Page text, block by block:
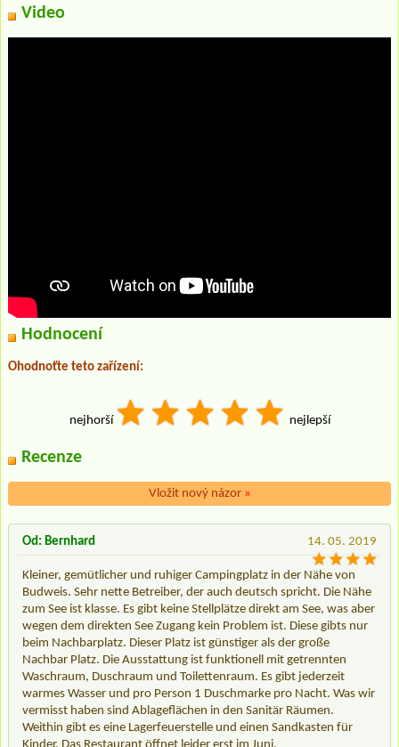
Video
Hodnocení
Ohodnoťte teto zařízení:
nejhorší nejlepší
Recenze
Vložit nový názor »
14. 05. 2019
Od: Bernhard
Kleiner, gemütlicher und ruhiger Campingplatz in der Nähe von
Budweis. Sehr nette Betreiber, der auch deutsch spricht. Die Nähe
zum See ist klasse. Es gibt keine Stellplätze direkt am See, was aber
wegen dem direkten See Zugang kein Problem ist. Diese gibts nur
beim Nachbarplatz. Dieser Platz ist günstiger als der große
Nachbar Platz. Die Ausstattung ist funktionell mit getrennten
Waschraum, Duschraum und Toilettenraum. Es gibt jederzeit
warmes Wasser und pro Person 1 Duschmarke pro Nacht. Was wir
vermisst haben sind Ablageflächen in den Sanitär Räumen.
Weithin gibt es eine Lagerfeuerstelle und einen Sandkasten für